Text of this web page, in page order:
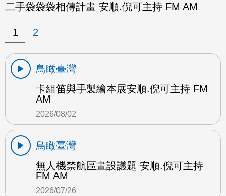
二手袋袋袋相傳計畫 安順.倪可主持 FM AM
1 2
鳥瞰臺灣
卡組笛與手製繪本展安順.倪可主持 FM
AM
2026/08/02
鳥瞰臺灣
無人機禁航區畫設議題 安順.倪可主持
FM AM
2026/07/26